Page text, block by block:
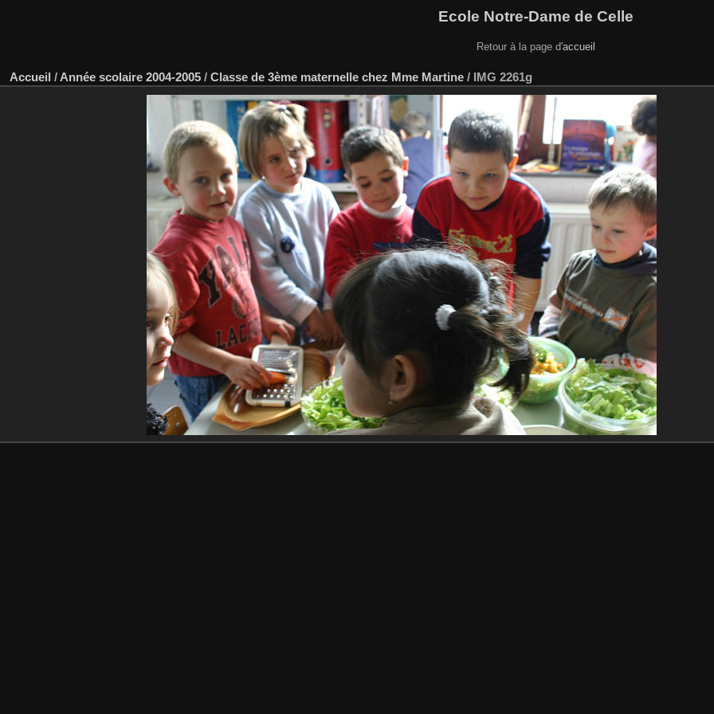
Ecole Notre-Dame de Celle
Retour à la page d'accueil
Accueil / Année scolaire 2004-2005 / Classe de 3ème maternelle chez Mme Martine / IMG 2261g